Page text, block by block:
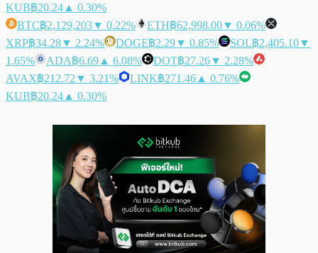
KUB฿20.24 ▲ 0.30%
BTC฿2,129,203▼ 0.22% ETH฿62,998.00▼ 0.06%
XRP฿34.28▼ 2.24% DOGE฿2.29▼ 0.85% SOL฿2,405.10▼
1.65%
ADA฿6.69 ▲ 6.08% DOT฿27.26▼ 2.28%
AVAX฿212.72 ▼ 3.21% LINK฿271.46 ▲ 0.76%
KUB฿20.24 ▲ 0.30%